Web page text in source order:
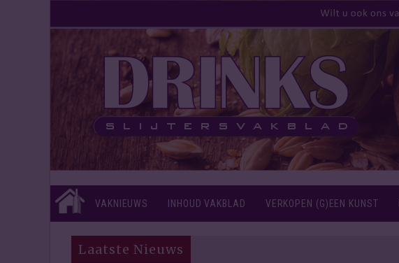
VAKNIEUWS INHOUD VAKBLAD VERKOPEN (G)EEN KUNST
Laatste Nieuws